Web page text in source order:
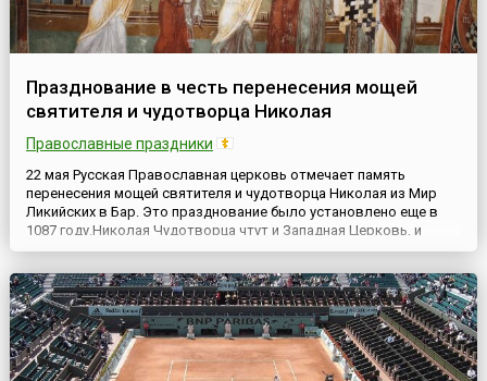
Празднование в честь перенесения мощей
святителя и чудотворца Николая
Православные праздники
22 мая Русская Православная церковь отмечает память
перенесения мощей святителя и чудотворца Николая из Мир
Ликийских в Бар. Это празднование было установлено еще в
1087 году.Николая Чудотворца чтут и Западная Церковь, и
православный мир. Но именно в России даже далекие от
русским народом Святого. Помимо посвященных ему особых
празднико...